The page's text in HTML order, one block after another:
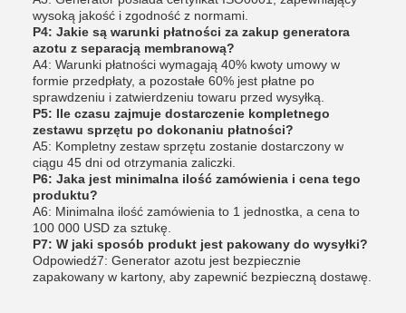
wysoką jakość i zgodność z normami.
P4: Jakie są warunki płatności za zakup generatora
azotu z separacją membranową?
A4: Warunki płatności wymagają 40% kwoty umowy w
formie przedpłaty, a pozostałe 60% jest płatne po
sprawdzeniu i zatwierdzeniu towaru przed wysyłką.
P5: Ile czasu zajmuje dostarczenie kompletnego
zestawu sprzętu po dokonaniu płatności?
A5: Kompletny zestaw sprzętu zostanie dostarczony w
ciągu 45 dni od otrzymania zaliczki.
P6: Jaka jest minimalna ilość zamówienia i cena tego
produktu?
A6: Minimalna ilość zamówienia to 1 jednostka, a cena to
100 000 USD za sztukę.
P7: W jaki sposób produkt jest pakowany do wysyłki?
Odpowiedź7: Generator azotu jest bezpiecznie
zapakowany w kartony, aby zapewnić bezpieczną dostawę.